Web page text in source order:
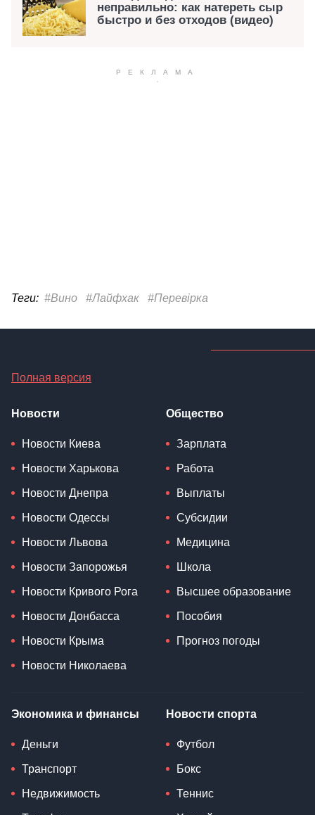
неправильно: как натереть сыр
быстро и без отходов (видео)
Теги: #Вино #Лайфхак #Перевірка
Полная версия
Новости
Новости Киева
Новости Харькова
Новости Днепра
Новости Одессы
Новости Львова
Новости Запорожья
Новости Кривого Рога
Новости Донбасса
Новости Крыма
Новости Николаева
Общество
Зарплата
Работа
Выплаты
Субсидии
Медицина
Школа
Высшее образование
Пособия
Прогноз погоды
Экономика и финансы
Деньги
Транспорт
Недвижимость
Новости спорта
Футбол
Бокс
Теннис